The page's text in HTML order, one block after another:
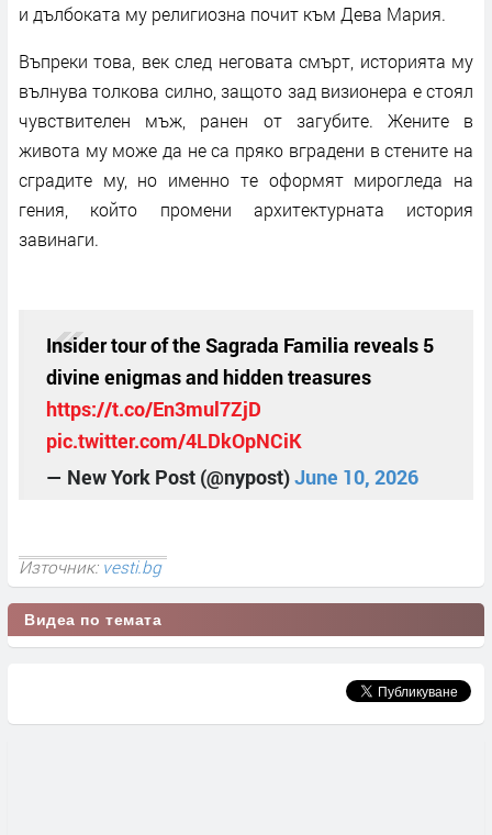
и дълбоката му религиозна почит към Дева Мария.
Въпреки това, век след неговата смърт, историята му
вълнува толкова силно, защото зад визионера е стоял
чувствителен мъж, ранен от загубите. Жените в
живота му може да не са пряко вградени в стените на
сградите му, но именно те оформят мирогледа на
гения, който промени архитектурната история
завинаги.
Insider tour of the Sagrada Familia reveals 5
divine enigmas and hidden treasures
https://t.co/En3mul7ZjD
pic.twitter.com/4LDkOpNCiK
— New York Post (@nypost)June 10, 2026
Източник:vesti.bg
Видеа по темата